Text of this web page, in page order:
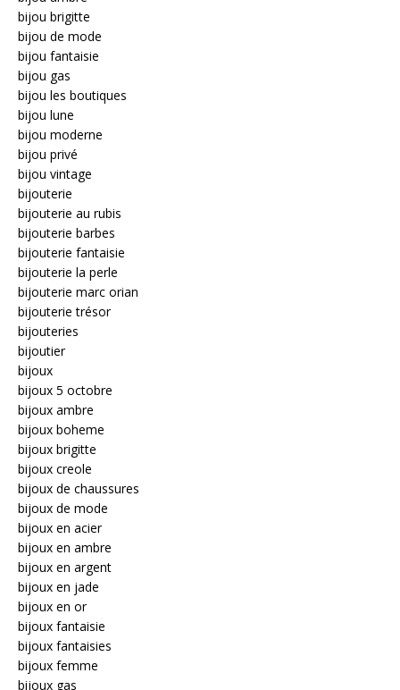
bijou brigitte
bijou de mode
bijou fantaisie
bijou gas
bijou les boutiques
bijou lune
bijou moderne
bijou privé
bijou vintage
bijouterie
bijouterie au rubis
bijouterie barbes
bijouterie fantaisie
bijouterie la perle
bijouterie marc orian
bijouterie trésor
bijouteries
bijoutier
bijoux
bijoux 5 octobre
bijoux ambre
bijoux boheme
bijoux brigitte
bijoux creole
bijoux de chaussures
bijoux de mode
bijoux en acier
bijoux en ambre
bijoux en argent
bijoux en jade
bijoux en or
bijoux fantaisie
bijoux fantaisies
bijoux femme
bijoux gas